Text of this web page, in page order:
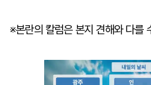
※본란의 칼럼은 본지 견해와 다를